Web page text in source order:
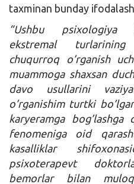
taxminan bunday
“Ushbupsixologiya
ekstremal
chuqurroq o’rganish
muammoga shaxsan
davo usullarini
o’rganishim turtki
karyeramga
fenomeniga oid
kasalliklar
psixoterapevt
bemorlar bilan